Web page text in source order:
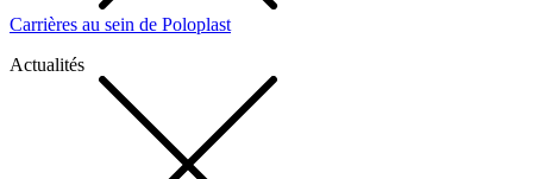
Carrières au sein de Poloplast
Actualités